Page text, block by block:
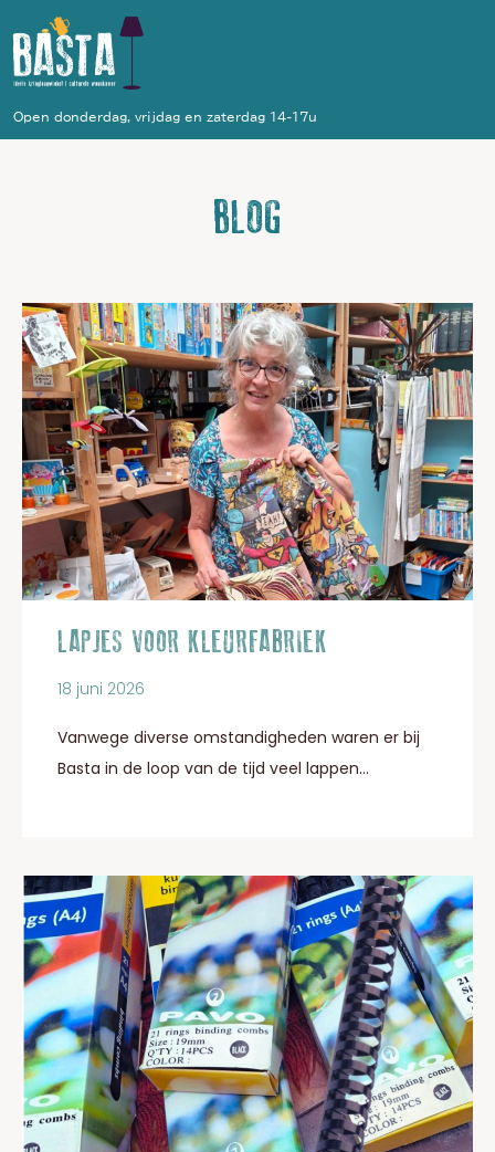
Open donderdag, vrijdag en zaterdag 14-17u
BLOG
LAPJES VOOR KLEURFABRIEK
18 juni 2026
Vanwege diverse omstandigheden waren er bij
Basta in de loop van de tijd veel lappen...